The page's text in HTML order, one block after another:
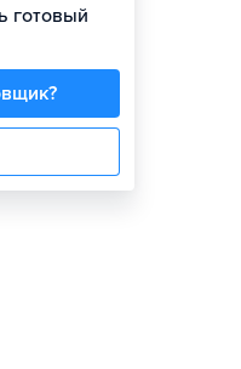
готовый